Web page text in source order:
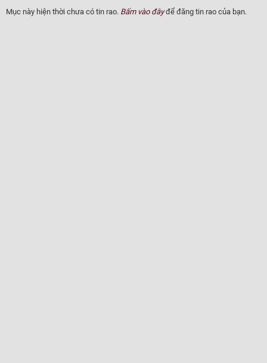
Mục này hiện thời chưa có tin rao. Bấm vào đâyđể đăng tin rao của bạn.